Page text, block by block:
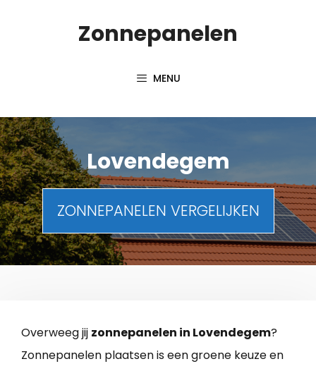
Zonnepanelen
MENU
Lovendegem
ZONNEPANELEN VERGELIJKEN
Overweeg jij zonnepanelen in Lovendegem?
Zonnepanelen plaatsen is een groene keuze en